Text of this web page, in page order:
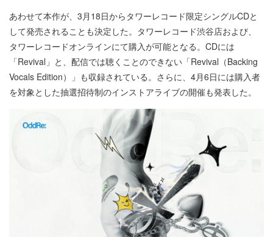
あわせて本作が、3月18日からタワーレコード限定シングルCDと
して発売されることも決定した。タワーレコード渋谷店および、
タワーレコードオンラインにて購入が可能となる。CDには
「Revival」と、配信では聴くことのできない「Revival（Backing
Vocals Edition）」も収録されている。さらに、4月6日には購入者
を対象とした抽選招待制のインストアライブの開催も発表した。